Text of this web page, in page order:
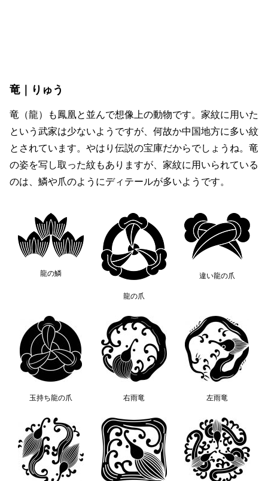
竜｜りゅう
竜（龍）も鳳凰と並んで想像上の動物です。家紋に用いた
という武家は少ないようですが、何故か中国地方に多い紋
とされています。やはり伝説の宝庫だからでしょうね。竜
の姿を写し取った紋もありますが、家紋に用いられている
のは、鱗や爪のようにディテールが多いようです。
龍の鱗
龍の爪
違い龍の爪
玉持ち龍の爪 右雨竜 左雨竜